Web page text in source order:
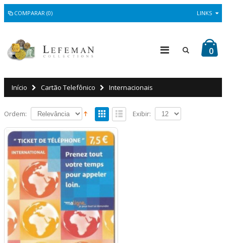
COMPARAR (0) LINKS
0
Início Cartão Telefônico Internacionais
Ordem: Exibir: